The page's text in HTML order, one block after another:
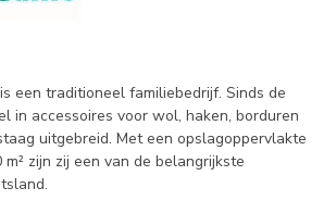
een traditioneel familiebedrijf. Sinds de
in accessoires voor wol, haken, borduren
uitgebreid. Met een opslagoppervlakte
zijn zij een van de belangrijkste